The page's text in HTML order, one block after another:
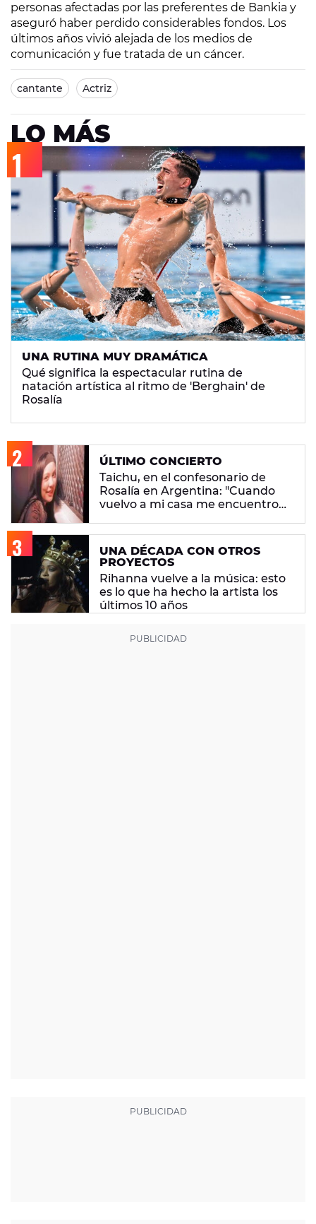
personas afectadas por las preferentes de Bankia y
aseguró haber perdido considerables fondos. Los
últimos años vivió alejada de los medios de
comunicación y fue tratada de un cáncer.
cantante Actriz
LO MÁS
UNA RUTINA MUY DRAMÁTICA
Qué significa la espectacular rutina de
natación artística al ritmo de 'Berghain' de
Rosalía
ÚLTIMO CONCIERTO
Taichu, en el confesonario de
Rosalía en Argentina: "Cuando
vuelvo a mi casa me encuentro
UNA DÉCADA CON OTROS
PROYECTOS
Rihanna vuelve a la música: esto
es lo que ha hecho la artista los
últimos 10 años